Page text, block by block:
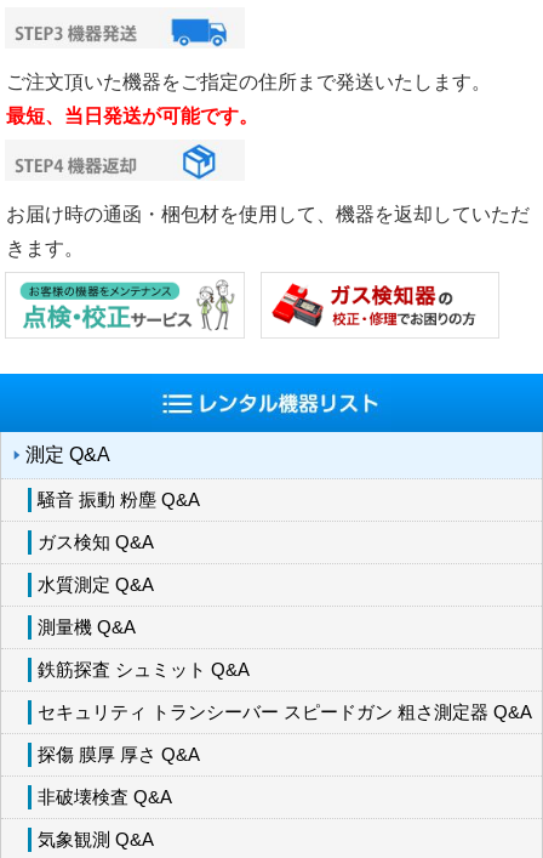
ご注文頂いた機器をご指定の住所まで発送いたします。
最短、当日発送が可能です。
お届け時の通函・梱包材を使用して、機器を返却していただ
きます。
測定 Q&A
騒音 振動 粉塵 Q&A
ガス検知 Q&A
水質測定 Q&A
測量機 Q&A
鉄筋探査 シュミット Q&A
セキュリティ トランシーバー スピードガン 粗さ測定器 Q&A
探傷 膜厚 厚さ Q&A
非破壊検査 Q&A
気象観測 Q&A